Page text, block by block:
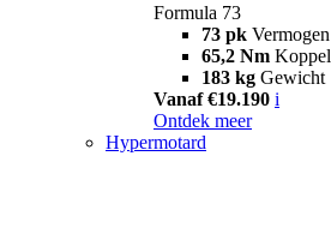
Formula 73
73 pk Vermogen
65,2 Nm Koppel
183 kg Gewicht
Vanaf €19.190 i
Ontdek meer
Hypermotard